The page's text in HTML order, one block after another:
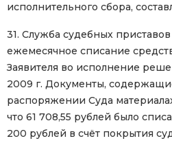
исполнительного сбора,
31. Служба судебных приставов
ежемесячное списание
Заявителя во исполнение
2009 г. Документы,
распоряжении Суда
что 61 708,55 рублей было
200 рублей в счёт покрытия